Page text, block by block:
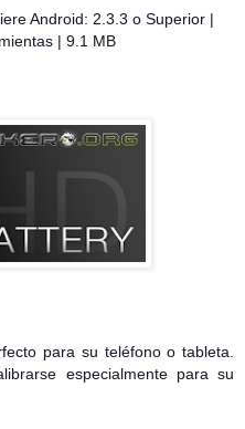
Android: 2.3.3 o Superior |
| 9.1 MB
para su teléfono o tableta.
especialmente para su